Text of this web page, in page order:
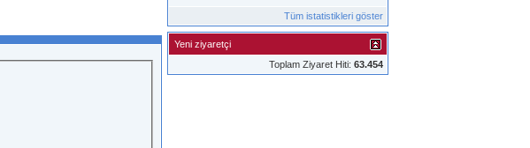
Tüm istatistikleri göster
Yeni ziyaretçi
Toplam Ziyaret Hiti: 63.454